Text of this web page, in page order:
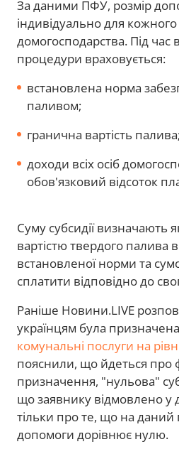
За даними ПФУ, розмір
індивідуально для
домогосподарства. Під час
процедури враховується:
встановлена норма
паливом;
гранична вартість палива;
доходи всіх осіб
обов'язковий відсоток
Суму субсидії визначають
вартістю твердого палива
встановленої норми та
сплатити відповідно до
Раніше Новини.LIVE
українцям була
комунальні послуги на
пояснили, що йдеться про
призначення, "нульова"
що заявнику відмовлено у
тільки про те, що на даний
допомоги дорівнює нулю.